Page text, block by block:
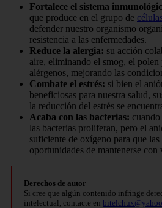
Fortalece el sistema
que produce en el grupo de
defender nuestro organismo
resistencia a las enfermedades.
Reduce la alergia: su acción
aire, eliminando el smog, el polen
alérgenos, mejorando las
Combate el estrés: si bien el
beneficiosas para nuestra salud,
la reducción del estrés se
Acaba con las bacterias:
las bacterias proliferan, pero el
suficiente de oxígeno para que
oportunidades de mantenerse con
Derechos de autor
Si cree que algún contenido infringe
intelectual, contacte en